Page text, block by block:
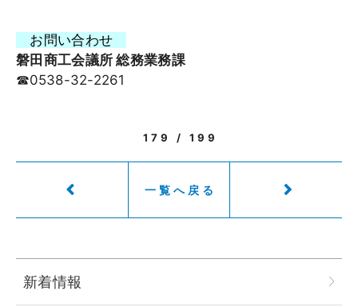
お問い合わせ
磐田商工会議所 総務業務課
☎0538-32-2261
179 / 199
一覧へ戻る
新着情報